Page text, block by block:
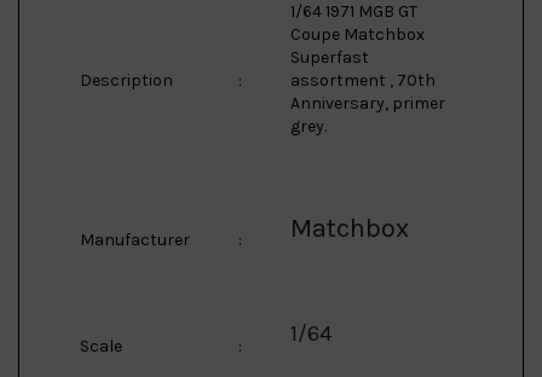
Description :
1/64 1971 MGB GT
Coupe Matchbox
Superfast
assortment , 70th
Anniversary, primer
grey.
Manufacturer : Matchbox
Scale : 1/64